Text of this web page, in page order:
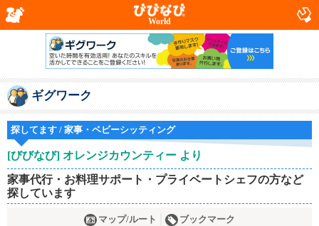
World
ギグワーク
探してます / 家事・ベビーシッティング
[びびなび] オレンジカウンティー より
家事代行・お料理サポート・プライベートシェフの方など
探しています
マップ/ルート ブックマーク